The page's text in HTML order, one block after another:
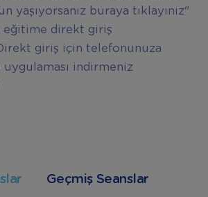
yaşıyorsanız buraya tıklayınız"
eğitime direkt giriş
giriş için telefonunuza
indirmeniz
Geçmiş Seanslar